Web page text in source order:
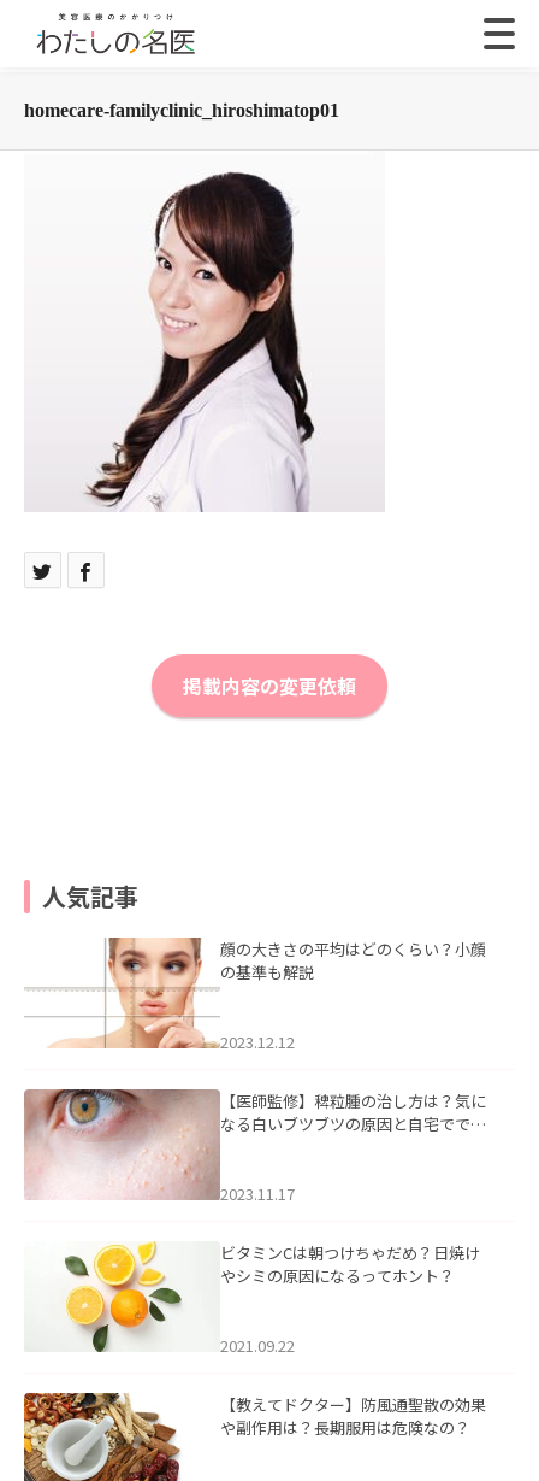
homecare-familyclinic_hiroshimatop01
掲載内容の変更依頼
人気記事
顔の大きさの平均はどのくらい？小顔
の基準も解説
2023.12.12
【医師監修】稗粒腫の治し方は？気に
なる白いブツブツの原因と自宅ででき
2023.11.17
ビタミンCは朝つけちゃだめ？日焼け
やシミの原因になるってホント？
2021.09.22
【教えてドクター】防風通聖散の効果
や副作用は？長期服用は危険なの？